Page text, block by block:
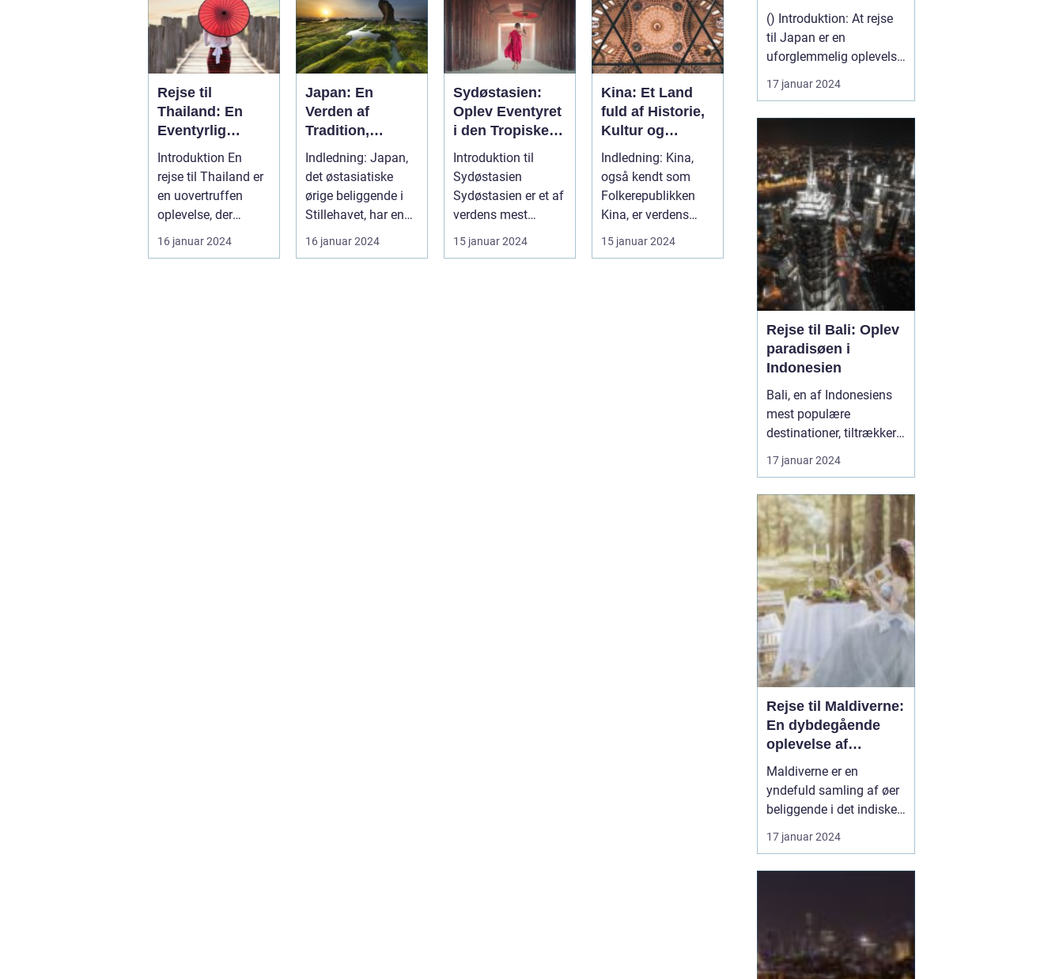
Rejse til
Thailand: En
Eventyrlig
Oplevelse
Introduktion En
rejse til Thailand er
en uovertruffen
oplevelse, der
tilbyder alt fra
smukke strand...
16 januar 2024
Japan: En
Verden af
Tradition,
Innovation og
Skønhed
Indledning: Japan,
det østasiatiske
ørige beliggende i
Stillehavet, har en
rig og fascinerende
kult...
16 januar 2024
Sydøstasien:
Oplev Eventyret
i den Tropiske
Paradis
Introduktion til
Sydøstasien
Sydøstasien er et af
verdens mest
populære rejsemål,
der tiltrækker eve...
15 januar 2024
Kina: Et Land
fuld af Historie,
Kultur og
Eventyr
Indledning: Kina,
også kendt som
Folkerepublikken
Kina, er verdens
mest folkerige land
og er beligg...
15 januar 2024
og Historie
() Introduktion: At rejse
til Japan er en
uforglemmelig oplevelse,
der tilfredsstiller enhver
eventyrlystens sjæl.
overvældende historie
og betagende
naturlandskaber. Uanset
om du er interesseret i de
majestætisk...
17 januar 2024
Rejse til Bali: Oplev
paradisøen i
Indonesien
Bali, en af Indonesiens
mest populære
destinationer, tiltrækker
år efter år et utal af
rejsende og
ønsker at udforske
denne tropiske perle.
Med sine betagende
strande, smukke
rismarker og unikke
kultur byder Bali på en
opleve...
17 januar 2024
Rejse til Maldiverne:
En dybdegående
oplevelse af
paradisets skønhed
og historie
Maldiverne er en
yndefuld samling af øer
beliggende i det indiske
ocean, og tilbyder en
uforglemmelig
turkisblå vand, hvide
sandstrande og
fantastiske dyreliv, er
17 januar 2024